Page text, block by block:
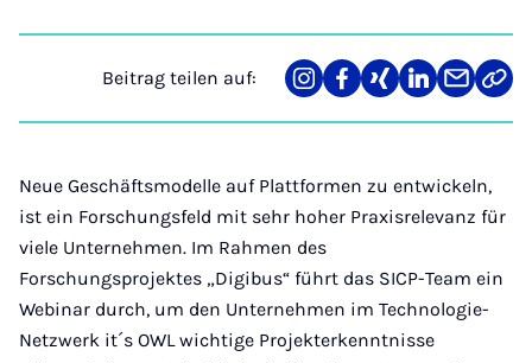
Beitrag teilen auf:
Teilen
auf
Teilen
auf
Teilen
auf
Teilen
auf
Teilen
über
Mail
Link
Neue Geschäftsmodelle auf Plattformen zu entwickeln,
ist ein Forschungsfeld mit sehr hoher Praxisrelevanz für
viele Unternehmen. Im Rahmen des
Forschungsprojektes „Digibus“ führt das SICP-Team ein
Webinar durch, um den Unternehmen im Technologie-
Netzwerk it´s OWL wichtige Projekterkenntnisse